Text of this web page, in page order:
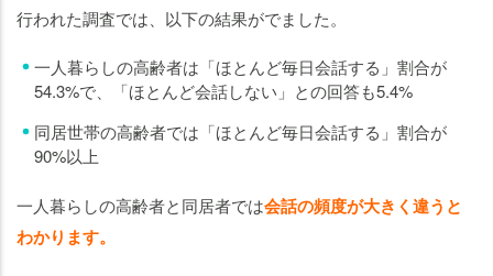
行われた調査では、以下の結果がでました。
一人暮らしの高齢者は「ほとんど毎日会話する」割合が
54.3%で、「ほとんど会話しない」との回答も5.4%
同居世帯の高齢者では「ほとんど毎日会話する」割合が
90%以上
一人暮らしの高齢者と同居者では会話の頻度が大きく違うと
わかります。